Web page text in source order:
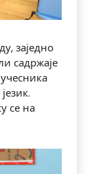
заједно
садржаје
се на